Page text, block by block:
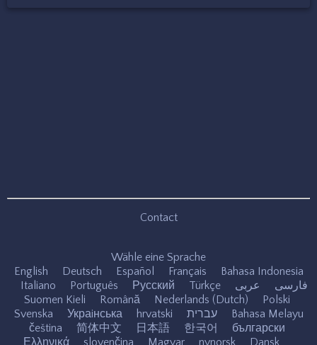
Contact
Wähle eine Sprache
English
Deutsch Español Français
Bahasa Indonesia
Italiano
Português Русский Türkçe فارسی
عربى
Suomen Kieli
Română Nederlands (Dutch)
Polski
Svenska
Украiнська hrvatski עברית
Bahasa Melayu
čeština
简体中文 日本語 한국어
български
Ελληνικά
slovenčina Magyar nynorsk Dansk